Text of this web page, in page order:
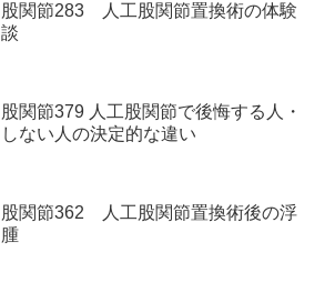
股関節283 人工股関節置換術の体験
談
股関節379 人工股関節で後悔する人・
しない人の決定的な違い
股関節362 人工股関節置換術後の浮
腫